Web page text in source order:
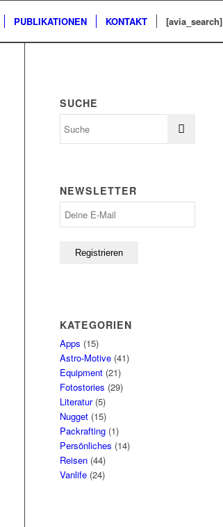
PUBLIKATIONEN KONTAKT [avia_search]
SUCHE
NEWSLETTER
KATEGORIEN
Apps (15)
Astro-Motive (41)
Equipment (21)
Fotostories (29)
Literatur(5)
Nugget (15)
Packrafting (1)
Persönliches (14)
Reisen (44)
Vanlife (24)